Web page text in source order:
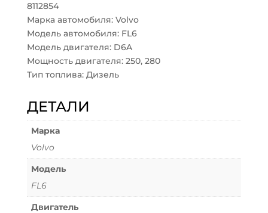
8112854
Марка автомобиля: Volvo
Модель автомобиля: FL6
Модель двигателя: D6A
Мощность двигателя: 250, 280
Тип топлива: Дизель
ДЕТАЛИ
Марка
Volvo
Модель
FL6
Двигатель